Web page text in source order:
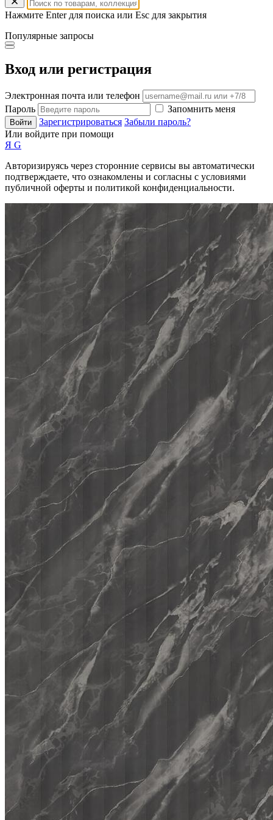
Нажмите Enter для поиска или Esc для закрытия
Популярные запросы
Вход или регистрация
Электронная почта или телефон
Пароль
Запомнить меня
Войти Зарегистрироваться Забыли пароль?
Или войдите при помощи
Я G
Авторизируясь через сторонние сервисы вы автоматически
подтверждаете, что ознакомлены и согласны с условиями
публичной оферты и политикой конфиденциальности.